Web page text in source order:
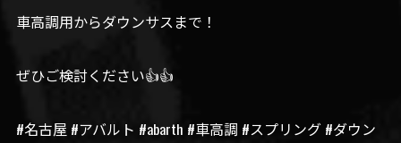
車高調用からダウンサスまで！
ぜひご検討ください👍👍
#名古屋 #アバルト #abarth #車高調 #スプリング #ダウン